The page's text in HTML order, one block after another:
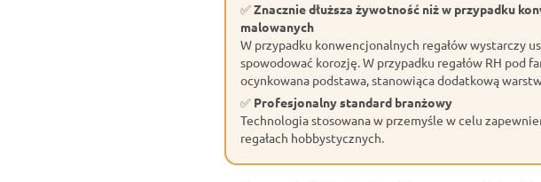
✅Znacznie dłuższa żywotność niż w przypadku
malowanych
W przypadku konwencjonalnych regałów wystarczy
spowodować korozję. W przypadku regałów RH pod
ocynkowana podstawa, stanowiąca dodatkową
✅ Profesjonalny standard branżowy
Technologia stosowana w przemyśle w celu
regałach hobbystycznych.